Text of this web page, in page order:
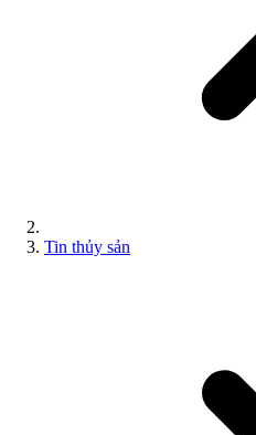
Tin thủy sản